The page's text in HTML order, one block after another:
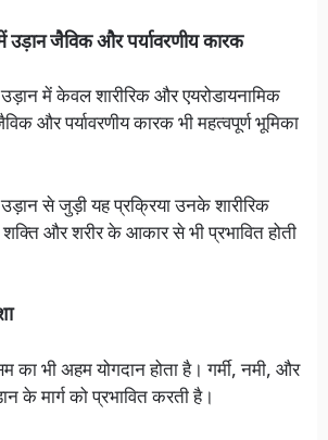
उड़ान जैविक और पर्यावरणीय कारक
में केवल शारीरिक और एयरोडायनामिक
और पर्यावरणीय कारक भी महत्वपूर्ण भूमिका
से जुड़ी यह प्रक्रिया उनके शारीरिक
और शरीर के आकार से भी प्रभावित होती
का भी अहम योगदान होता है। गर्मी, नमी, और
के मार्ग को प्रभावित करती है।